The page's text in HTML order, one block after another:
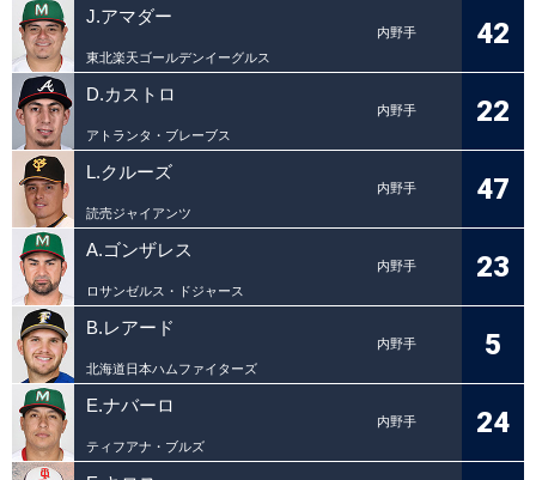
J.アマダー
内野手
東北楽天ゴールデンイーグルス
42
D.カストロ
内野手
アトランタ・ブレーブス
22
L.クルーズ
内野手
読売ジャイアンツ
47
A.ゴンザレス
内野手
ロサンゼルス・ドジャース
23
B.レアード
内野手
北海道日本ハムファイターズ
5
E.ナバーロ
内野手
ティフアナ・ブルズ
24